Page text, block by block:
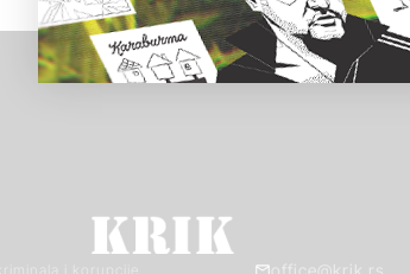
i korupcije office@krik.rs